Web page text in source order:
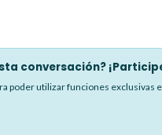
conversación?
poder utilizar funciones exclusivas